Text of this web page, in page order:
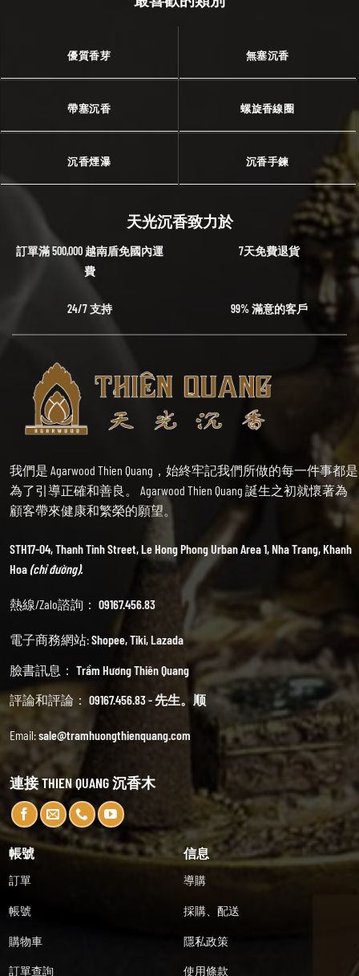
優質香芽 無塞沉香
帶塞沉香 螺旋香線圈
沉香煙瀑 沉香手鍊
天光沉香致力於
訂單滿 500,000 越南盾免國內運
費
7天免費退貨
24/7 支持 99% 滿意的客戶
我們是 Agarwood Thien Quang，始終牢記我們所做的每一件事都是
為了引導正確和善良。 Agarwood Thien Quang 誕生之初就懷著為
顧客帶來健康和繁榮的願望。
STH17-04, Thanh Tinh Street, Le Hong Phong Urban Area 1, Nha Trang, Khanh
Hoa(chỉ đường).
熱線/Zalo諮詢： 09167.456.83
電子商務網站:Shopee,Tiki,Lazada
臉書訊息： Trầm Hương Thiên Quang
評論和評論： 09167.456.83 - 先生。顺
Email:sale@tramhuongthienquang.com
連接 THIEN QUANG 沉香木
帳號
訂單
帳號
購物車
訂單查詢
信息
導購
採購、配送
隱私政策
使用條款